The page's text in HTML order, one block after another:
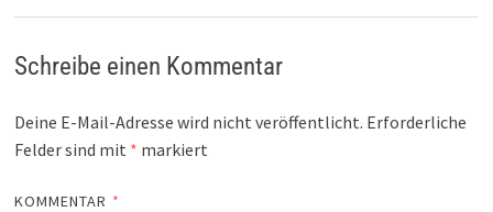
Schreibe einen Kommentar
Deine E-Mail-Adresse wird nicht veröffentlicht. Erforderliche
Felder sind mit * markiert
KOMMENTAR *